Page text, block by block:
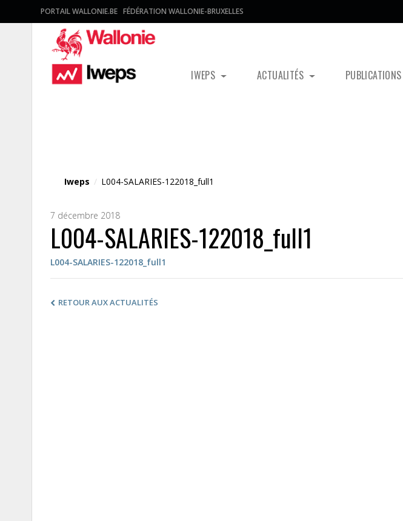
PORTAIL WALLONIE.BE FÉDÉRATION WALLONIE-BRUXELLES
IWEPS ACTUALITÉS PUBLICATIONS
Iweps / L004-SALARIES-122018_full1
7 décembre 2018
L004-SALARIES-122018_full1
L004-SALARIES-122018_full1
RETOUR AUX ACTUALITÉS